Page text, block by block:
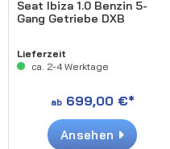
Seat Ibiza 1.0 Benzin 5-
Gang Getriebe DXB
Lieferzeit
ca. 2-4 Werktage
ab699,00 €*
Ansehen